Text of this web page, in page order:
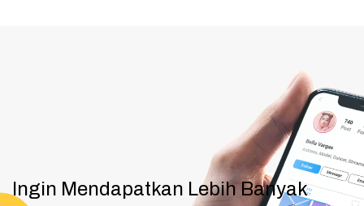
Ingin Mendapatkan Lebih Banyak